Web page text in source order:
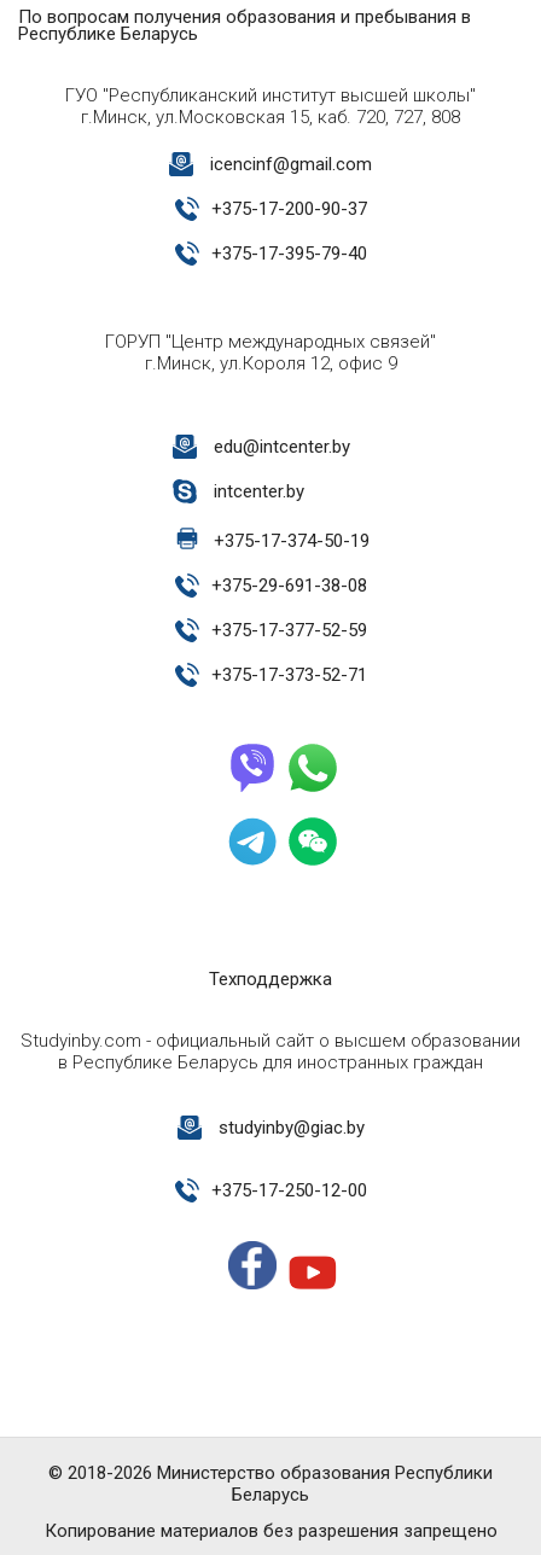
По вопросам получения образования и пребывания в
Республике Беларусь
ГУО "Республиканский институт высшей школы"
г.Минск, ул.Московская 15, каб. 720, 727, 808
icencinf@gmail.com
+375-17-200-90-37
+375-17-395-79-40
ГОРУП "Центр международных связей"
г.Минск, ул.Короля 12, офис 9
edu@intcenter.by
intcenter.by
+375-17-374-50-19
+375-29-691-38-08
+375-17-377-52-59
+375-17-373-52-71
Техподдержка
Studyinby.com - официальный сайт о высшем образовании
в Республике Беларусь для иностранных граждан
studyinby@giac.by
+375-17-250-12-00
Копирование материалов без разрешения запрещено
© 2018-2026 Министерство образования Республики
Беларусь